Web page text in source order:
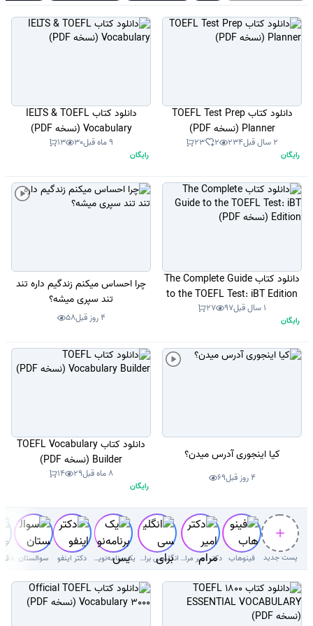
دانلود کتاب TOEFL Test Prep
Planner (نسخه PDF)
2 سال قبل 234
2
23
رایگان
دانلود کتاب IELTS & TOEFL
Vocabulary (نسخه PDF)
9 ماه قبل 30
13
رایگان
دانلود کتاب The Complete Guide
to the TOEFL Test: iBT Edition
(نسخه PDF) 1 سال قبل 97
27
رایگان
چرا احساس میکنم زندگیم داره تند
تند سپری میشه؟
4 روز قبل 58
کیا اینجوری آدرس میدن؟
4 روز قبل 69
دانلود کتاب TOEFL Vocabulary
Builder (نسخه PDF)
8 ماه قبل 29
14
رایگان
پست جدید فینوهاب دکتر امیر مرام قرطاول انگلیسی برای کودکان یک برنامه‌نویس دکتر اینفو سوالستان